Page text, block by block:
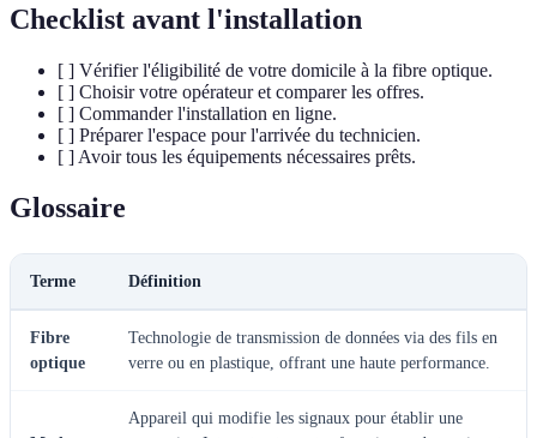
Checklist avant l'installation
[ ] Vérifier l'éligibilité de votre domicile à la fibre optique.
[ ] Choisir votre opérateur et comparer les offres.
[ ] Commander l'installation en ligne.
[ ] Préparer l'espace pour l'arrivée du technicien.
[ ] Avoir tous les équipements nécessaires prêts.
Glossaire
Terme Définition
Fibre
optique
Technologie de transmission de données via des fils en
verre ou en plastique, offrant une haute performance.
Appareil qui modifie les signaux pour établir une